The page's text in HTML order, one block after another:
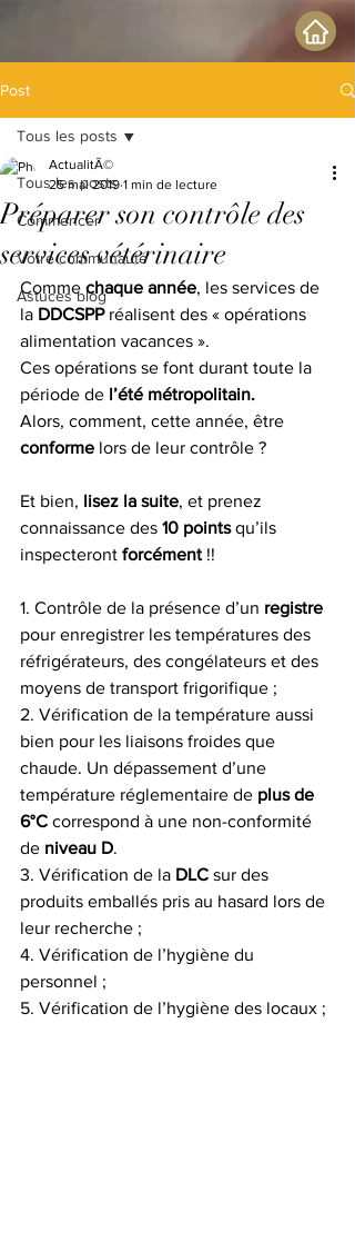
Post
Tous les posts
Commencer
Votre communauté
Astuces blog
Tous les posts
Préparer son contrôle des
services vétérinaire
ActualitÃ©
25 mai 2019 1 min de lecture
Comme chaque année, les services de
la DDCSPP réalisent des « opérations
alimentation vacances ».
Ces opérations se font durant toute la
période de l’été métropolitain.
Alors, comment, cette année, être
conforme lors de leur contrôle ?
Et bien, lisez la suite, et prenez
connaissance des 10 points qu’ils
inspecteront forcément !!
1. Contrôle de la présence d’un registre
pour enregistrer les températures des
réfrigérateurs, des congélateurs et des
moyens de transport frigorifique ;
2. Vérification de la température aussi
bien pour les liaisons froides que
chaude. Un dépassement d’une
température réglementaire de plus de
6°C correspond à une non-conformité
de niveau D.
3. Vérification de la DLC sur des
produits emballés pris au hasard lors de
leur recherche ;
4. Vérification de l’hygiène du
personnel ;
5. Vérification de l’hygiène des locaux ;